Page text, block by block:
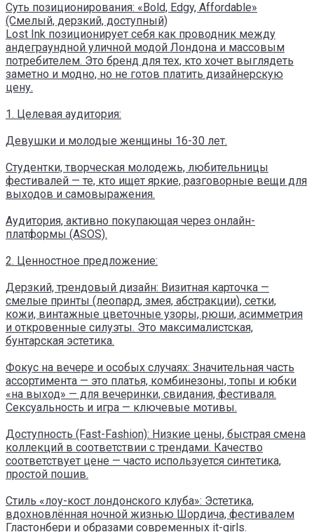
Суть позиционирования: «Bold, Edgy, Affordable»
(Смелый, дерзкий, доступный)
Lost Ink позиционирует себя как проводник между
андеграундной уличной модой Лондона и массовым
потребителем. Это бренд для тех, кто хочет выглядеть
заметно и модно, но не готов платить дизайнерскую
цену.
1. Целевая аудитория:
Девушки и молодые женщины 16-30 лет.
Студентки, творческая молодежь, любительницы
фестивалей — те, кто ищет яркие, разговорные вещи для
выходов и самовыражения.
Аудитория, активно покупающая через онлайн-
платформы (ASOS).
2. Ценностное предложение:
Дерзкий, трендовый дизайн: Визитная карточка —
смелые принты (леопард, змея, абстракции), сетки,
кожи, винтажные цветочные узоры, рюши, асимметрия
и откровенные силуэты. Это максималистская,
бунтарская эстетика.
Фокус на вечере и особых случаях: Значительная часть
ассортимента — это платья, комбинезоны, топы и юбки
«на выход» — для вечеринки, свидания, фестиваля.
Сексуальность и игра — ключевые мотивы.
Доступность (Fast-Fashion): Низкие цены, быстрая смена
коллекций в соответствии с трендами. Качество
соответствует цене — часто используется синтетика,
простой пошив.
Стиль «лоу-кост лондонского клуба»: Эстетика,
вдохновлённая ночной жизнью Шордича, фестивалем
Гластонбери и образами современных it-girls.